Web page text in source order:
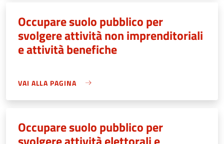
Occupare suolo pubblico per
svolgere attività non imprenditoriali
e attività benefiche
VAI ALLA PAGINA
Occupare suolo pubblico per